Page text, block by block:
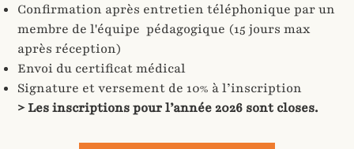
Confirmation après entretien téléphonique par un
membre de l'équipe pédagogique (15 jours max
après réception)
Envoi du certificat médical
Signature et versement de 10% à l’inscription
> Les inscriptions pour l’année 2026 sont closes.